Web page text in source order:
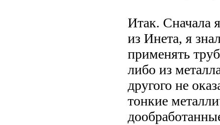
Итак. Сначала
из Инета, я
применять
либо из
другого не
тонкие